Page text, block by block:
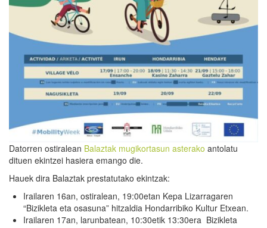
Datorren ostiralean Balaztak mugikortasun asterako antolatu
dituen ekintzei hasiera emango die.
Hauek dira Balaztak prestatutako ekintzak:
Irailaren 16an, ostiralean, 19:00etan Kepa Lizarragaren
“Bizikleta eta osasuna” hitzaldia Hondarribiko Kultur Etxean.
Irailaren 17an, larunbatean, 10:30etik 13:30era Bizikleta